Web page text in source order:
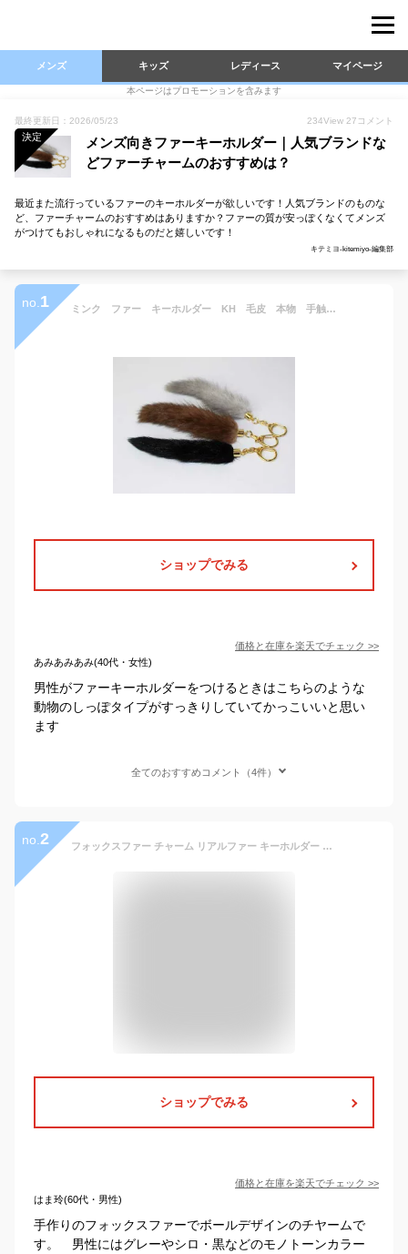
メンズ キッズ レディース マイページ
本ページはプロモーションを含みます
最終更新日：2026/05/23 234View 27 コメント
決定
メンズ向きファーキーホルダー｜人気ブランドな
どファーチャームのおすすめは？
最近また流行っているファーのキーホルダーが欲しいです！人気ブランドのものな
ど、ファーチャームのおすすめはありますか？ファーの質が安っぽくなくてメンズ
がつけてもおしゃれになるものだと嬉しいです！
キテミヨ-kitemiyo-編集部
no. 1 ミンク ファー キーホルダー KH 毛皮 本物 手触り良い 郵パケット配送
ショップでみる
価格と在庫を楽天でチェック >>
あみあみあみ(40代・女性)
男性がファーキーホルダーをつけるときはこちらのような
動物のしっぽタイプがすっきりしていてかっこいいと思い
ます
全てのおすすめコメント（4件）
no. 2 フォックスファー チャーム リアルファー キーホルダー ファーチャーム (1コ) | バックチャーム キーリング おしゃれ 可愛い かわいい デイリー 白 ホワイト ピンク 紫 パープル ベージュ 全品 送料無料 実施中
ショップでみる
価格と在庫を楽天でチェック >>
はま玲(60代・男性)
手作りのフォックスファーでボールデザインのチヤームで
す。 男性にはグレーやシロ・黒などのモノトーンカラー